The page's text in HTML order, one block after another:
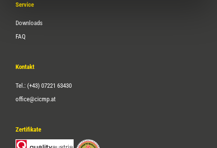
Service
Downloads
FAQ
Kontakt
Tel.: (+43) 07221 63430
office@cicmp.at
Zertifikate